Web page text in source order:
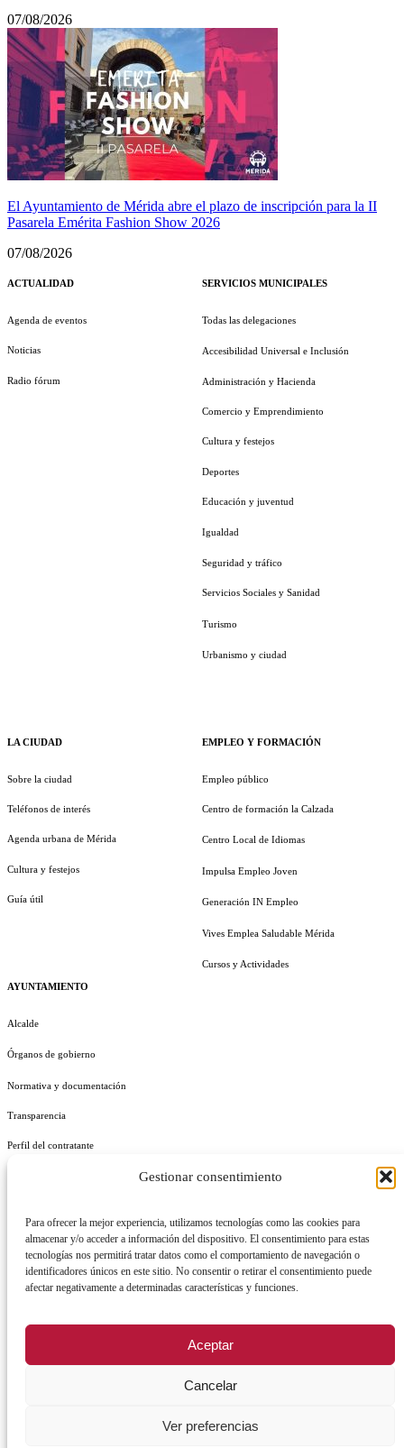
Gestionar consentimiento
Para ofrecer la mejor experiencia, utilizamos tecnologías como las cookies para
almacenar y/o acceder a información del dispositivo. El consentimiento para estas
tecnologías nos permitirá tratar datos como el comportamiento de navegación o
identificadores únicos en este sitio. No consentir o retirar el consentimiento puede
afectar negativamente a determinadas características y funciones.
Aceptar
Cancelar
Ver preferencias
07/08/2026
El Ayuntamiento de Mérida abre el plazo de inscripción para la II
Pasarela Emérita Fashion Show 2026
07/08/2026
ACTUALIDAD
Agenda de eventos
Noticias
Radio fórum
LA CIUDAD
Sobre la ciudad
Teléfonos de interés
Agenda urbana de Mérida
Cultura y festejos
Guía útil
AYUNTAMIENTO
Alcalde
Órganos de gobierno
Normativa y documentación
Transparencia
Perfil del contratante
SERVICIOS MUNICIPALES
Todas las delegaciones
Accesibilidad Universal e Inclusión
Administración y Hacienda
Comercio y Emprendimiento
Cultura y festejos
Deportes
Educación y juventud
Igualdad
Seguridad y tráfico
Servicios Sociales y Sanidad
Turismo
Urbanismo y ciudad
EMPLEO Y FORMACIÓN
Empleo público
Centro de formación la Calzada
Centro Local de Idiomas
Impulsa Empleo Joven
Generación IN Empleo
Vives Emplea Saludable Mérida
Cursos y Actividades
REGISTRO DE ACTIVIDADES DE TRATAMIENTO